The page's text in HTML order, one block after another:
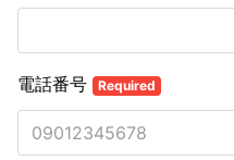
電話番号 Required